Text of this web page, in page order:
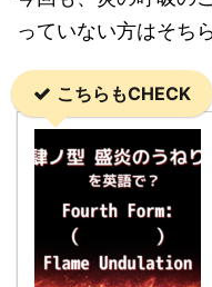
っていない方はそち
こちらもCHECK